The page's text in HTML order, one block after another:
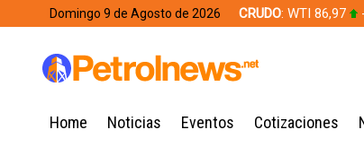
Domingo 9 de Agosto de 2026 CRUDO: WTI 86,97
Home Noticias Eventos Cotizaciones